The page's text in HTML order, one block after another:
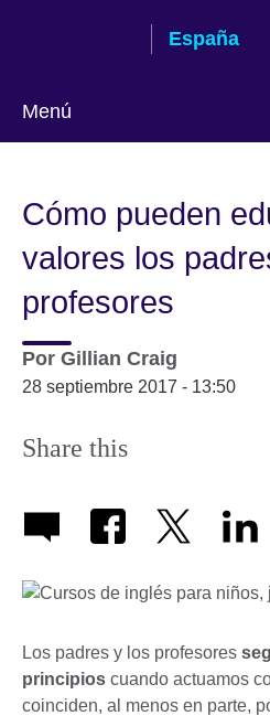
España
Menú
Cómo pueden
valores los
profesores
Por Gillian Craig
28 septiembre 2017 - 13:50
Share this
Los padres y los profesores
principios cuando actuamos
coinciden, al menos en parte,